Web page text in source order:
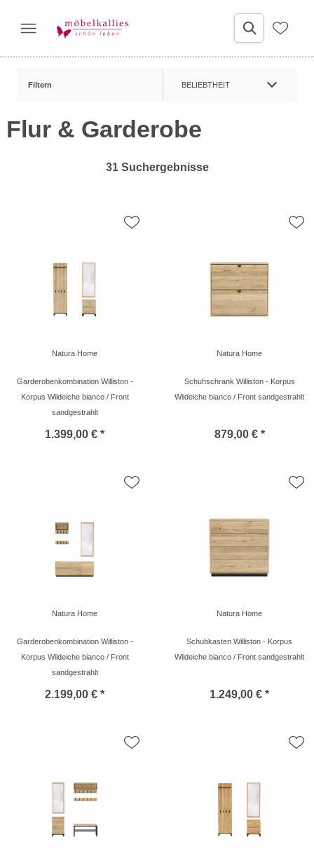
Filtern BELIEBTHEIT
Flur & Garderobe
31 Suchergebnisse
Natura Home
Garderobenkombination Williston -
Korpus Wildeiche bianco / Front
sandgestrahlt
1.399,00 € *
Natura Home
Schuhschrank Williston - Korpus
Wildeiche bianco / Front sandgestrahlt
879,00 € *
Natura Home
Garderobenkombination Williston -
Korpus Wildeiche bianco / Front
sandgestrahlt
2.199,00 € *
Natura Home
Schubkasten Williston - Korpus
Wildeiche bianco / Front sandgestrahlt
1.249,00 € *